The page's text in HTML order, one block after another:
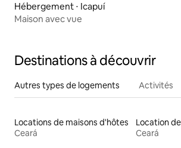
Hébergement ⋅ Icapuí
Maison avec vue
Destinations à découvrir
Autres types de logements Activités
Locations de maisons d'hôtes
Ceará
Location
Ceará